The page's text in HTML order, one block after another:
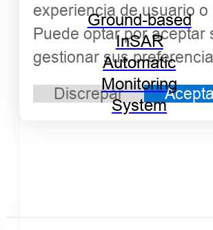
Ground-based
InSAR
Automatic
Monitoring
System
experiencia de usuario o
Puede optar por aceptar
gestionar sus
Discrepar